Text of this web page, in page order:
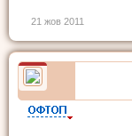
21 жов 2011